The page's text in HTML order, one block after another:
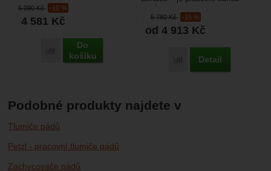
5 090Kč -10 %
4 581 Kč
Porovnat
Do
košíku
5 780Kč -15 %
od 4 913 Kč
Porovnat
Detail
spojkami typu...
Podobné produkty najdete v
Tlumiče pádů
Petzl - pracovní tlumiče pádů
Zachycovače pádů